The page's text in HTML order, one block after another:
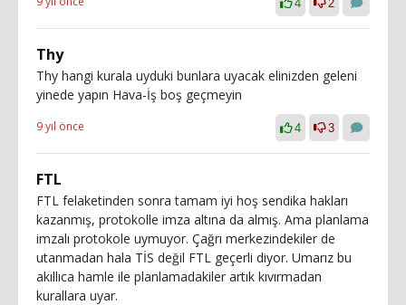
4 2
Thy
Thy hangi kurala uyduki bunlara uyacak elinizden geleni
yinede yapın Hava-İş boş geçmeyin
9 yıl önce 4 3
FTL
FTL felaketinden sonra tamam iyi hoş sendika hakları
kazanmış, protokolle imza altına da almış. Ama planlama
imzalı protokole uymuyor. Çağrı merkezindekiler de
utanmadan hala TİS değil FTL geçerli diyor. Umarız bu
akıllıca hamle ile planlamadakiler artık kıvırmadan
kurallara uyar.